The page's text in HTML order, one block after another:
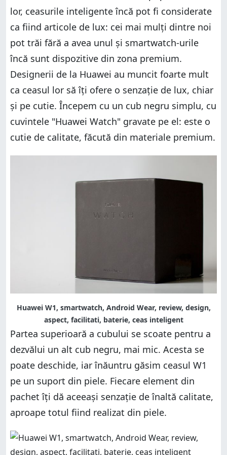
lor, ceasurile inteligente încă pot fi considerate
ca fiind articole de lux: cei mai mulți dintre noi
pot trăi fără a avea unul și smartwatch-urile
încă sunt dispozitive din zona premium.
Designerii de la Huawei au muncit foarte mult
ca ceasul lor să îți ofere o senzație de lux, chiar
și pe cutie. Începem cu un cub negru simplu, cu
cuvintele "Huawei Watch" gravate pe el: este o
cutie de calitate, făcută din materiale premium.
Huawei W1, smartwatch, Android Wear, review, design,
aspect, facilitati, baterie, ceas inteligent
Partea superioară a cubului se scoate pentru a
dezvălui un alt cub negru, mai mic. Acesta se
poate deschide, iar înăuntru găsim ceasul W1
pe un suport din piele. Fiecare element din
pachet îți dă aceeași senzație de înaltă calitate,
aproape totul fiind realizat din piele.